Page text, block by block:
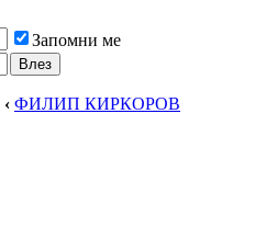
Запомни ме
‹ ФИЛИП КИРКОРОВ